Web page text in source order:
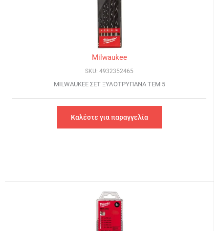
Milwaukee
SKU: 4932352465
MILWAUKEE ΣΕΤ ΞΥΛΟΤΡΥΠΑΝΑ ΤΕΜ 5
Καλέστε για παραγγελία